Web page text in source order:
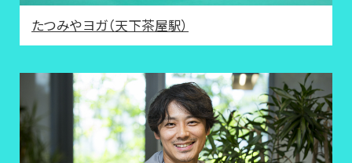
たつみやヨガ（天下茶屋駅）